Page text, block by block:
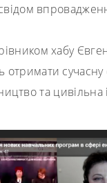
хабу
та